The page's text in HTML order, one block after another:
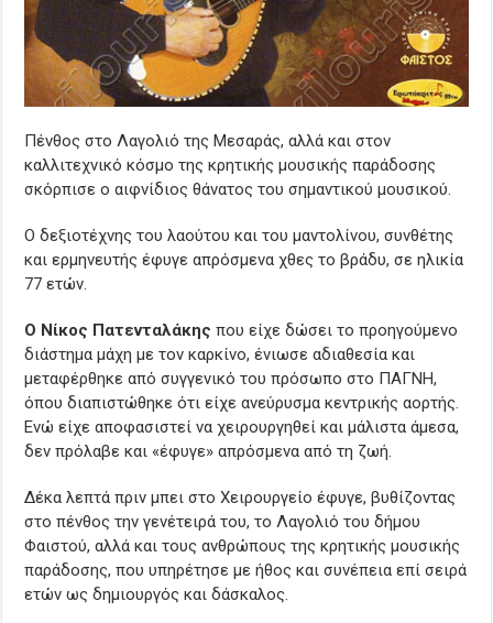
Πένθος στο Λαγολιό της Μεσαράς, αλλά και στον
καλλιτεχνικό κόσμο της κρητικής μουσικής παράδοσης
σκόρπισε ο αιφνίδιος θάνατος του σημαντικού μουσικού.
Ο δεξιοτέχνης του λαούτου και του μαντολίνου, συνθέτης
και ερμηνευτής έφυγε απρόσμενα χθες το βράδυ, σε ηλικία
77 ετών.
O Νίκος Πατενταλάκης που είχε δώσει το προηγούμενο
διάστημα μάχη με τον καρκίνο, ένιωσε αδιαθεσία και
μεταφέρθηκε από συγγενικό του πρόσωπο στο ΠΑΓΝΗ,
όπου διαπιστώθηκε ότι είχε ανεύρυσμα κεντρικής αορτής.
Ενώ είχε αποφασιστεί να χειρουργηθεί και μάλιστα άμεσα,
δεν πρόλαβε και «έφυγε» απρόσμενα από τη ζωή.
Δέκα λεπτά πριν μπει στο Χειρουργείο έφυγε, βυθίζοντας
στο πένθος την γενέτειρά του, το Λαγολιό του δήμου
Φαιστού, αλλά και τους ανθρώπους της κρητικής μουσικής
παράδοσης, που υπηρέτησε με ήθος και συνέπεια επί σειρά
ετών ως δημιουργός και δάσκαλος.